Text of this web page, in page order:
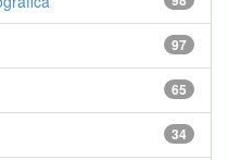
97
65
34